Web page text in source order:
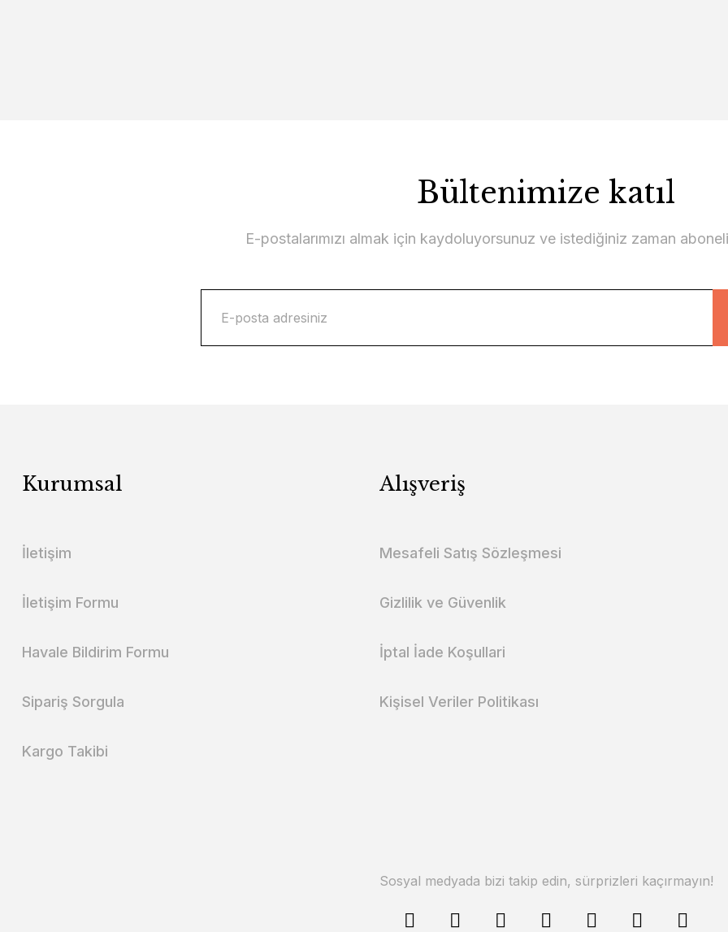
Bültenimize katıl
E-postalarımızı almak için kaydoluyorsunuz ve istediğiniz zaman
Kurumsal
İletişim
İletişim Formu
Havale Bildirim Formu
Sipariş Sorgula
Kargo Takibi
Alışveriş
Mesafeli Satış Sözleşmesi
Gizlilik ve Güvenlik
İptal İade Koşullari
Kişisel Veriler Politikası
Sosyal medyada bizi takip edin, sürprizleri kaçırmayın!